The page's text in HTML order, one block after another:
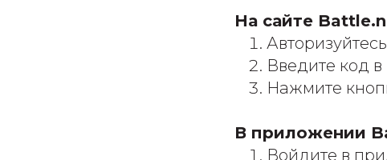
На сайте
Введите код в
Нажмите
В приложении
Войдите в